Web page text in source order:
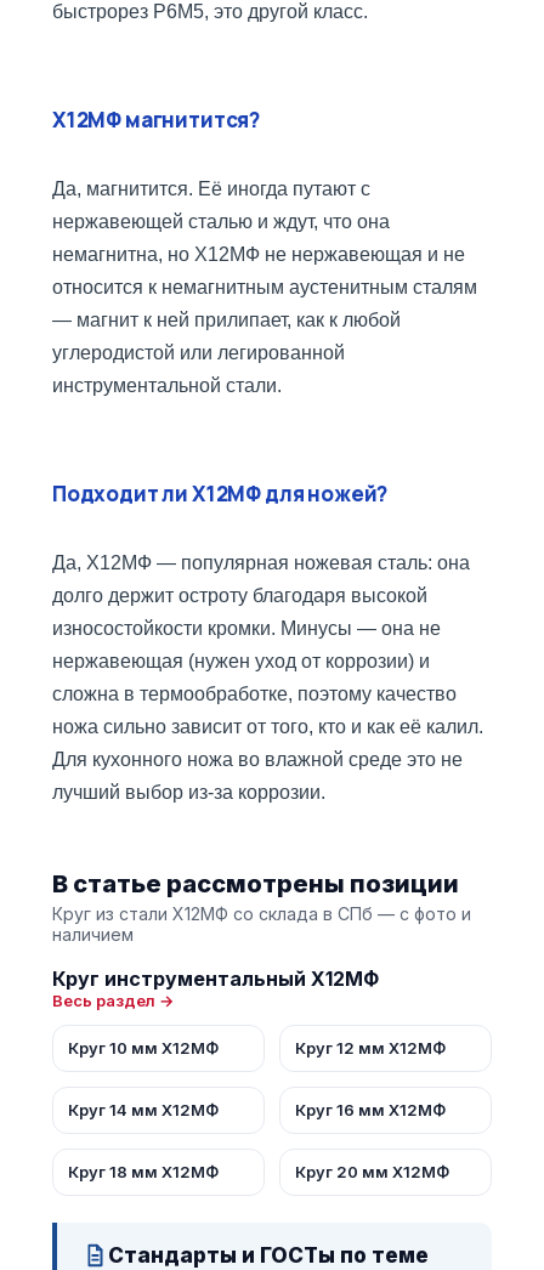
быстрорез Р6М5, это другой класс.
Х12МФ магнитится?
Да, магнитится. Её иногда путают с
нержавеющей сталью и ждут, что она
немагнитна, но Х12МФ не нержавеющая и не
относится к немагнитным аустенитным сталям
— магнит к ней прилипает, как к любой
углеродистой или легированной
инструментальной стали.
Подходит ли Х12МФ для ножей?
Да, Х12МФ — популярная ножевая сталь: она
долго держит остроту благодаря высокой
износостойкости кромки. Минусы — она не
нержавеющая (нужен уход от коррозии) и
сложна в термообработке, поэтому качество
ножа сильно зависит от того, кто и как её калил.
Для кухонного ножа во влажной среде это не
лучший выбор из-за коррозии.
В статье рассмотрены позиции
Круг из стали Х12МФ со склада в СПб — с фото и
наличием
Круг инструментальный Х12МФ
Весь раздел →
Круг 10 мм Х12МФ Круг 12 мм Х12МФ
Круг 14 мм Х12МФ Круг 16 мм Х12МФ
Круг 18 мм Х12МФ Круг 20 мм Х12МФ
Стандарты и ГОСТы по теме